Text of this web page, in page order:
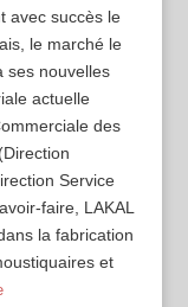
avec succès le
le marché le
ses nouvelles
actuelle
des
Service
faire, LAKAL
la fabrication
et